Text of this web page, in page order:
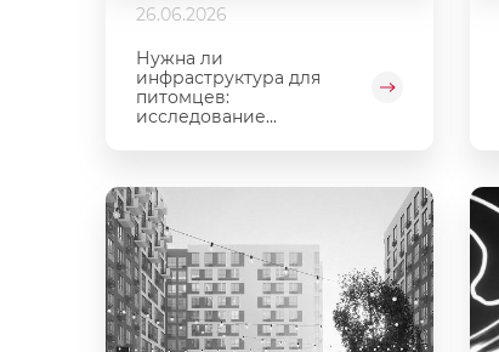
26.06.2026
Нужна ли
инфраструктура для
питомцев:
исследование...